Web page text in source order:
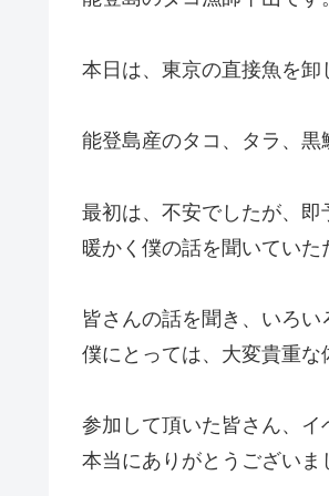
本日は、東京の直接魚を卸
能登島産のタコ、タラ、黒
最初は、不安でしたが、
暖かく僕の話を聞いていた
皆さんの話を聞き、いろ
僕にとっては、大変貴重な
参加して頂いた皆さん、
本当にありがとうございま